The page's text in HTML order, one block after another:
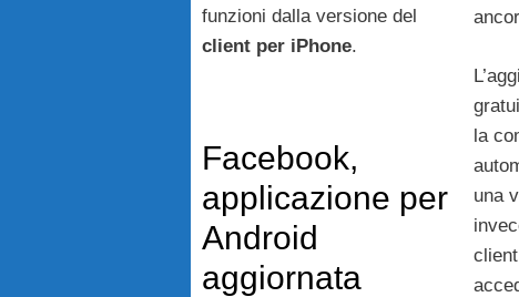
funzioni dalla versione del
client per iPhone.
la
una
client
Facebook,
applicazione per
Android
aggiornata